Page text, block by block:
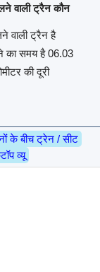
वाली ट्रैन कौन
वाली ट्रैन है
का समय है 06.03
की दूरी
के बीच ट्रेन / सीट
व्यू